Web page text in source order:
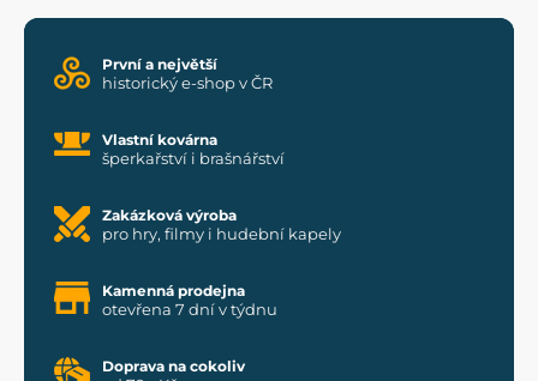
První a největší
historický e-shop v ČR
Vlastní kovárna
šperkařství i brašnářství
Zakázková výroba
pro hry, filmy i hudební kapely
Kamenná prodejna
otevřena 7 dní v týdnu
Doprava na cokoliv